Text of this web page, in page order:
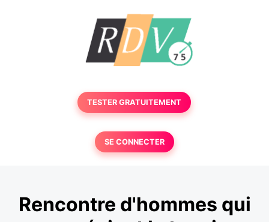
TESTER GRATUITEMENT
SE CONNECTER
Rencontre d'hommes qui